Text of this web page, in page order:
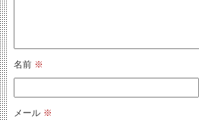
名前 ※
メール ※